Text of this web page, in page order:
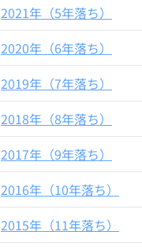
2021年（5年落ち）
2020年（6年落ち）
2019年（7年落ち）
2018年（8年落ち）
2017年（9年落ち）
2016年（10年落ち）
2015年（11年落ち）